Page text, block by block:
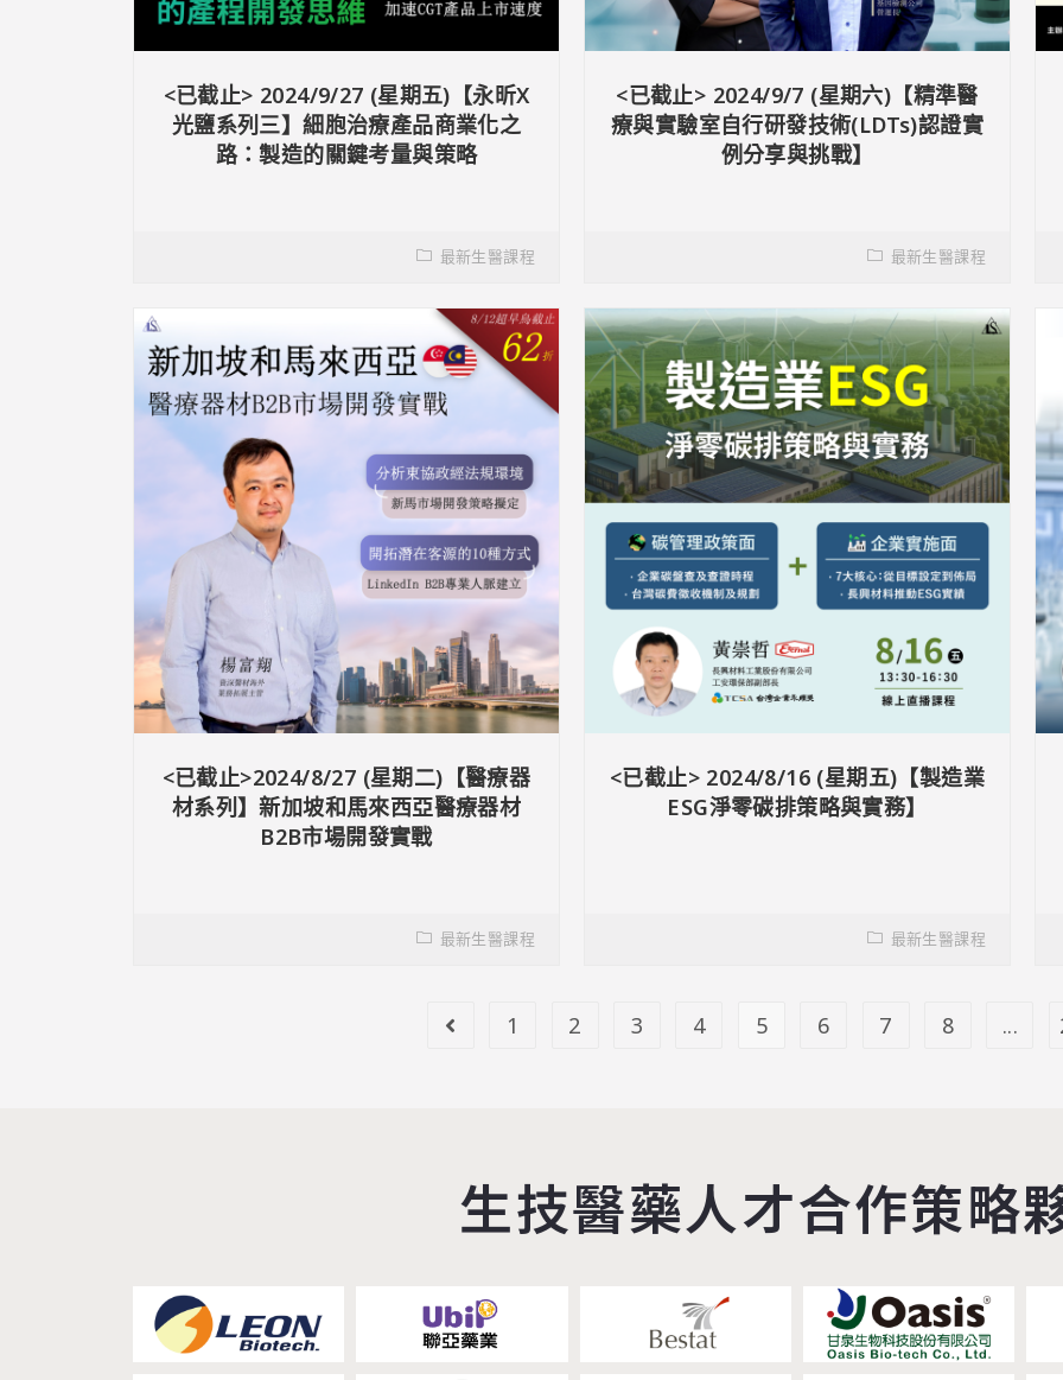
<已截止> 2024/9/27 (星期五)【永昕X
光鹽系列三】細胞治療產品商業化之
路：製造的關鍵考量與策略
最新生醫課程
<已截止> 2024/9/7 (星期六)【精準醫
療與實驗室自行研發技術(LDTs)認證實
例分享與挑戰】
最新生醫課程
<已截止>2024/8/27 (星期二)【醫療器
材系列】新加坡和馬來西亞醫療器材
B2B市場開發實戰
最新生醫課程
<已截止> 2024/8/16 (星期五)【製造業
ESG淨零碳排策略與實務】
最新生醫課程
1 2 3 4 5 6 7 8 ...
生技醫藥人才合作策略